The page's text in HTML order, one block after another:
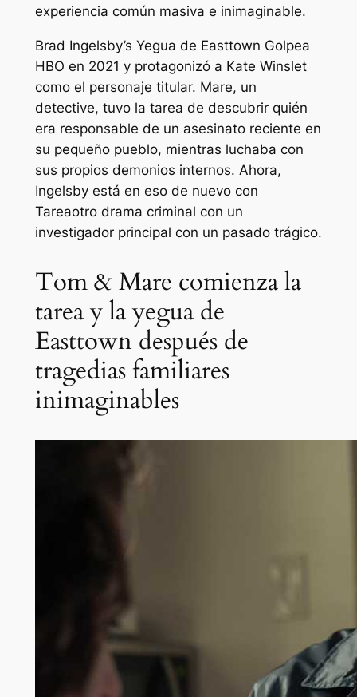
experiencia común masiva e inimaginable.
Brad Ingelsby’s Yegua de Easttown Golpea
HBO en 2021 y protagonizó a Kate Winslet
como el personaje titular. Mare, un
detective, tuvo la tarea de descubrir quién
era responsable de un asesinato reciente en
su pequeño pueblo, mientras luchaba con
sus propios demonios internos. Ahora,
Ingelsby está en eso de nuevo con
Tareaotro drama criminal con un
investigador principal con un pasado trágico.
Tom & Mare comienza la
tarea y la yegua de
Easttown después de
tragedias familiares
inimaginables